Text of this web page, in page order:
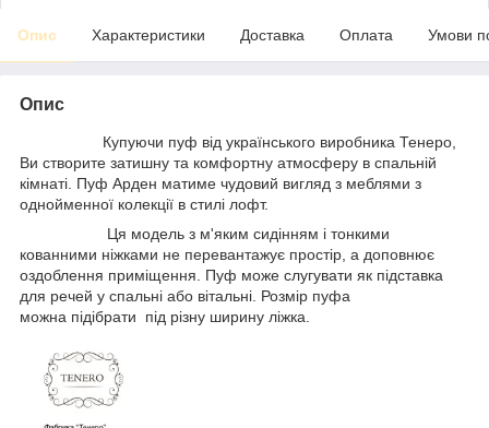
Опис Характеристики Доставка Оплата Умови
Опис
Купуючи пуф від українського виробника Тенеро,
Ви створите затишну та комфортну атмосферу в спальній
кімнаті. Пуф Арден матиме чудовий вигляд з меблями з
однойменної колекції в стилі лофт.
Ця модель з м'яким сидінням і тонкими
кованними ніжками не перевантажує простір, а доповнює
оздоблення приміщення. Пуф може слугувати як підставка
для речей у спальні або вітальні. Розмір пуфа
можна підібрати під різну ширину ліжка.